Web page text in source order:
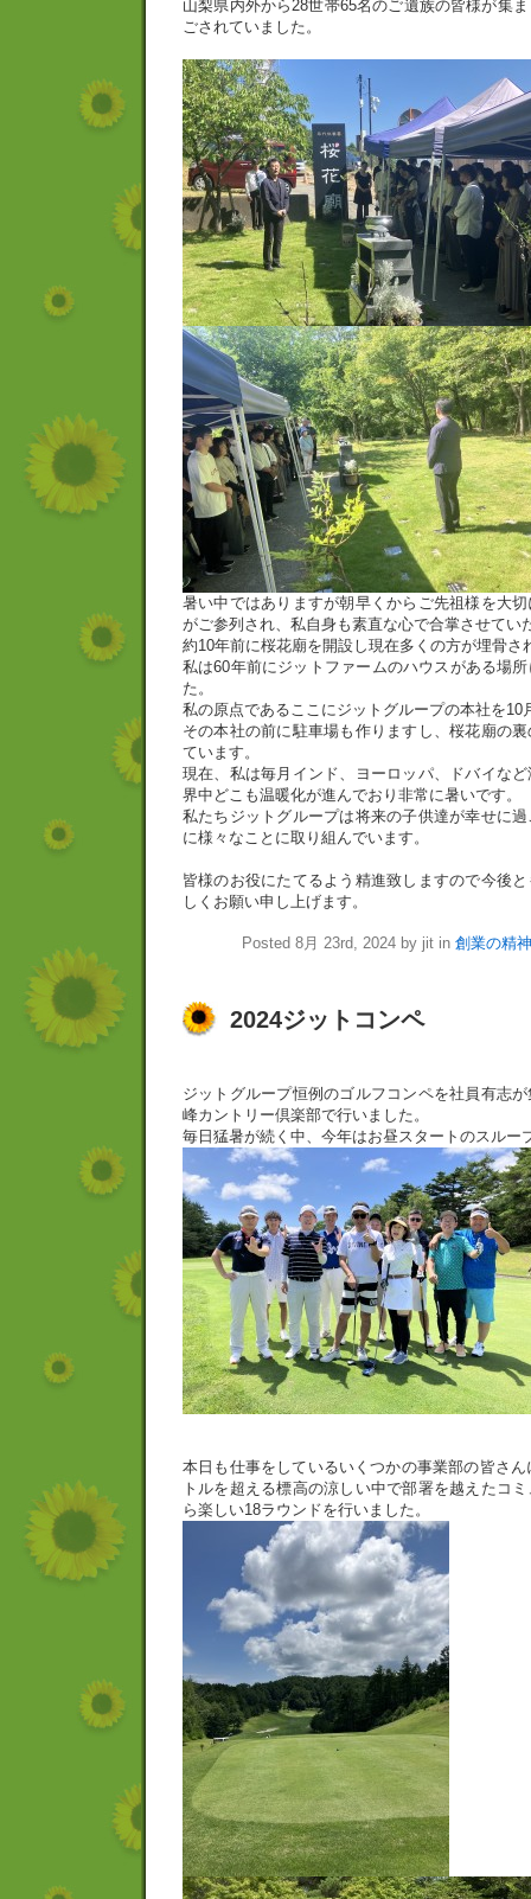
山梨県内外から28世帯65名のご遺族の皆様が集
ごされていました。
暑い中ではありますが朝早くからご先祖様を大
がご参列され、私自身も素直な心で合掌させてい
約10年前に桜花廟を開設し現在多くの方が埋骨さ
私は60年前にジットファームのハウスがある場
た。
私の原点であるここにジットグループの本社を10
その本社の前に駐車場も作りますし、桜花廟の
ています。
現在、私は毎月インド、ヨーロッパ、ドバイな
界中どこも温暖化が進んでおり非常に暑いです。
私たちジットグループは将来の子供達が幸せに
に様々なことに取り組んでいます。
皆様のお役にたてるよう精進致しますので今後
しくお願い申し上げます。
Posted 8月 23rd, 2024 by jit in 創業の精神
2024ジットコンペ
ジットグループ恒例のゴルフコンペを社員有志
峰カントリー倶楽部で行いました。
毎日猛暑が続く中、今年はお昼スタートのスルー
本日も仕事をしているいくつかの事業部の皆さ
トルを超える標高の涼しい中で部署を越えたコ
ら楽しい18ラウンドを行いました。